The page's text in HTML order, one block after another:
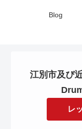
Blog
江別市及び
レ